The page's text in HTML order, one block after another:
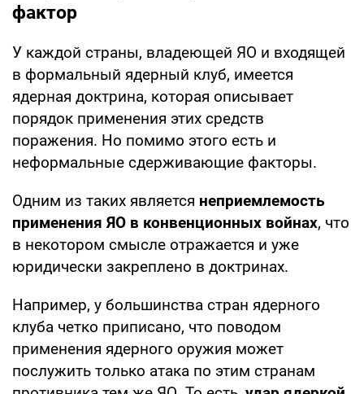
фактор
У каждой страны, владеющей ЯО и входящей
в формальный ядерный клуб, имеется
ядерная доктрина, которая описывает
порядок применения этих средств
поражения. Но помимо этого есть и
неформальные сдерживающие факторы.
Одним из таких является неприемлемость
применения ЯО в конвенционных войнах, что
в некотором смысле отражается и уже
юридически закреплено в доктринах.
Например, у большинства стран ядерного
клуба четко приписано, что поводом
применения ядерного оружия может
послужить только атака по этим странам